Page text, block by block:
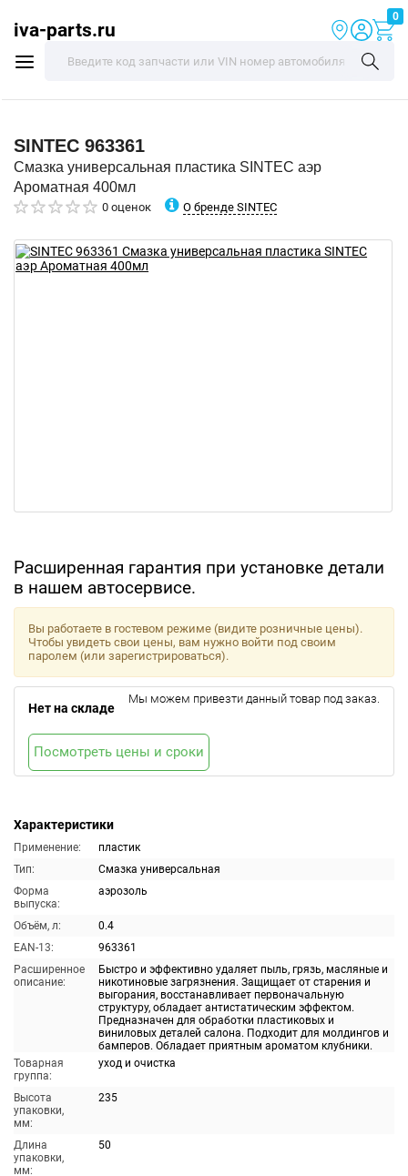
iva-parts.ru
0
SINTEC 963361
Смазка универсальная пластика SINTEC аэр
Ароматная 400мл
0 оценок О бренде SINTEC
Расширенная гарантия при установке детали
в нашем автосервисе.
Характеристики
Применение:
пластик
Тип:
Смазка универсальная
Форма
выпуска:
аэрозоль
Объём, л:
0.4
EAN-13:
963361
Расширенное
описание:
Быстро и эффективно удаляет пыль, грязь, масляные и
никотиновые загрязнения. Защищает от старения и
выгорания, восстанавливает первоначальную
структуру, обладает антистатическим эффектом.
Предназначен для обработки пластиковых и
виниловых деталей салона. Подходит для молдингов и
бамперов. Обладает приятным ароматом клубники.
Товарная
группа:
уход и очистка
Высота
упаковки,
мм:
235
Длина
упаковки,
мм:
50
Вы работаете в гостевом режиме (видите розничные цены).
Чтобы увидеть свои цены, вам нужно войти под своим
паролем (или зарегистрироваться).
Нет на складе
Мы можем привезти данный товар под заказ.
Посмотреть цены и сроки